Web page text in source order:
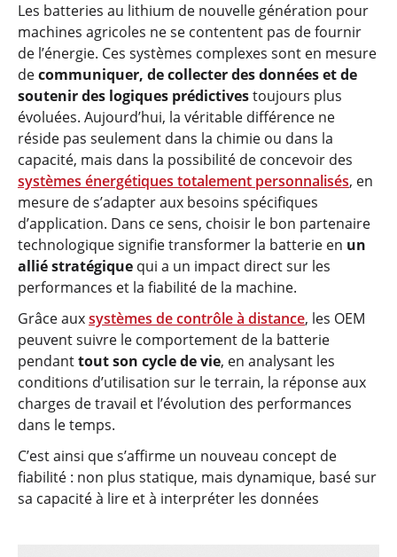
Les batteries au lithium de nouvelle génération pour
machines agricoles ne se contentent pas de fournir
de l’énergie. Ces systèmes complexes sont en mesure
decommuniquer, de collecter des données et de
soutenir des logiques prédictivestoujours plus
évoluées. Aujourd’hui, la véritable différence ne
réside pas seulement dans la chimie ou dans la
capacité, mais dans la possibilité de concevoir des
systèmes énergétiques totalement personnalisés, en
mesure de s’adapter aux besoins spécifiques
d’application. Dans ce sens, choisir le bon partenaire
technologique signifie transformer la batterie en un
allié stratégique qui a un impact direct sur les
performances et la fiabilité de la machine.
Grâce auxsystèmes de contrôle à distance, les OEM
peuvent suivre le comportement de la batterie
pendanttout son cycle de vie, en analysant les
conditions d’utilisation sur le terrain, la réponse aux
charges de travail et l’évolution des performances
dans le temps.
C’est ainsi que s’affirme un nouveau concept de
fiabilité : non plus statique, mais dynamique, basé sur
sa capacité à lire et à interpréter les données